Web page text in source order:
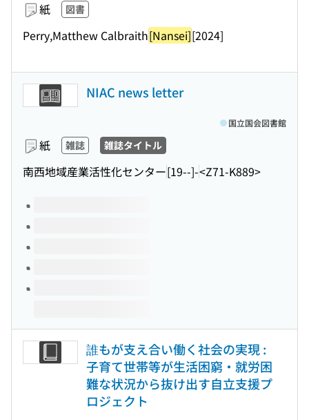
紙 図書
Perry,Matthew Calbraith[Nansei][2024]
NIAC news letter
紙 雑誌 雑誌タイトル
南西地域産業活性化センター[19--]-<Z71-K889>
国立国会図書館
このタイトルの巻号
誰もが支え合い働く社会の実現 :
子育て世帯等が生活困窮・就労困
難な状況から抜け出す自立支援プ
ロジェクト